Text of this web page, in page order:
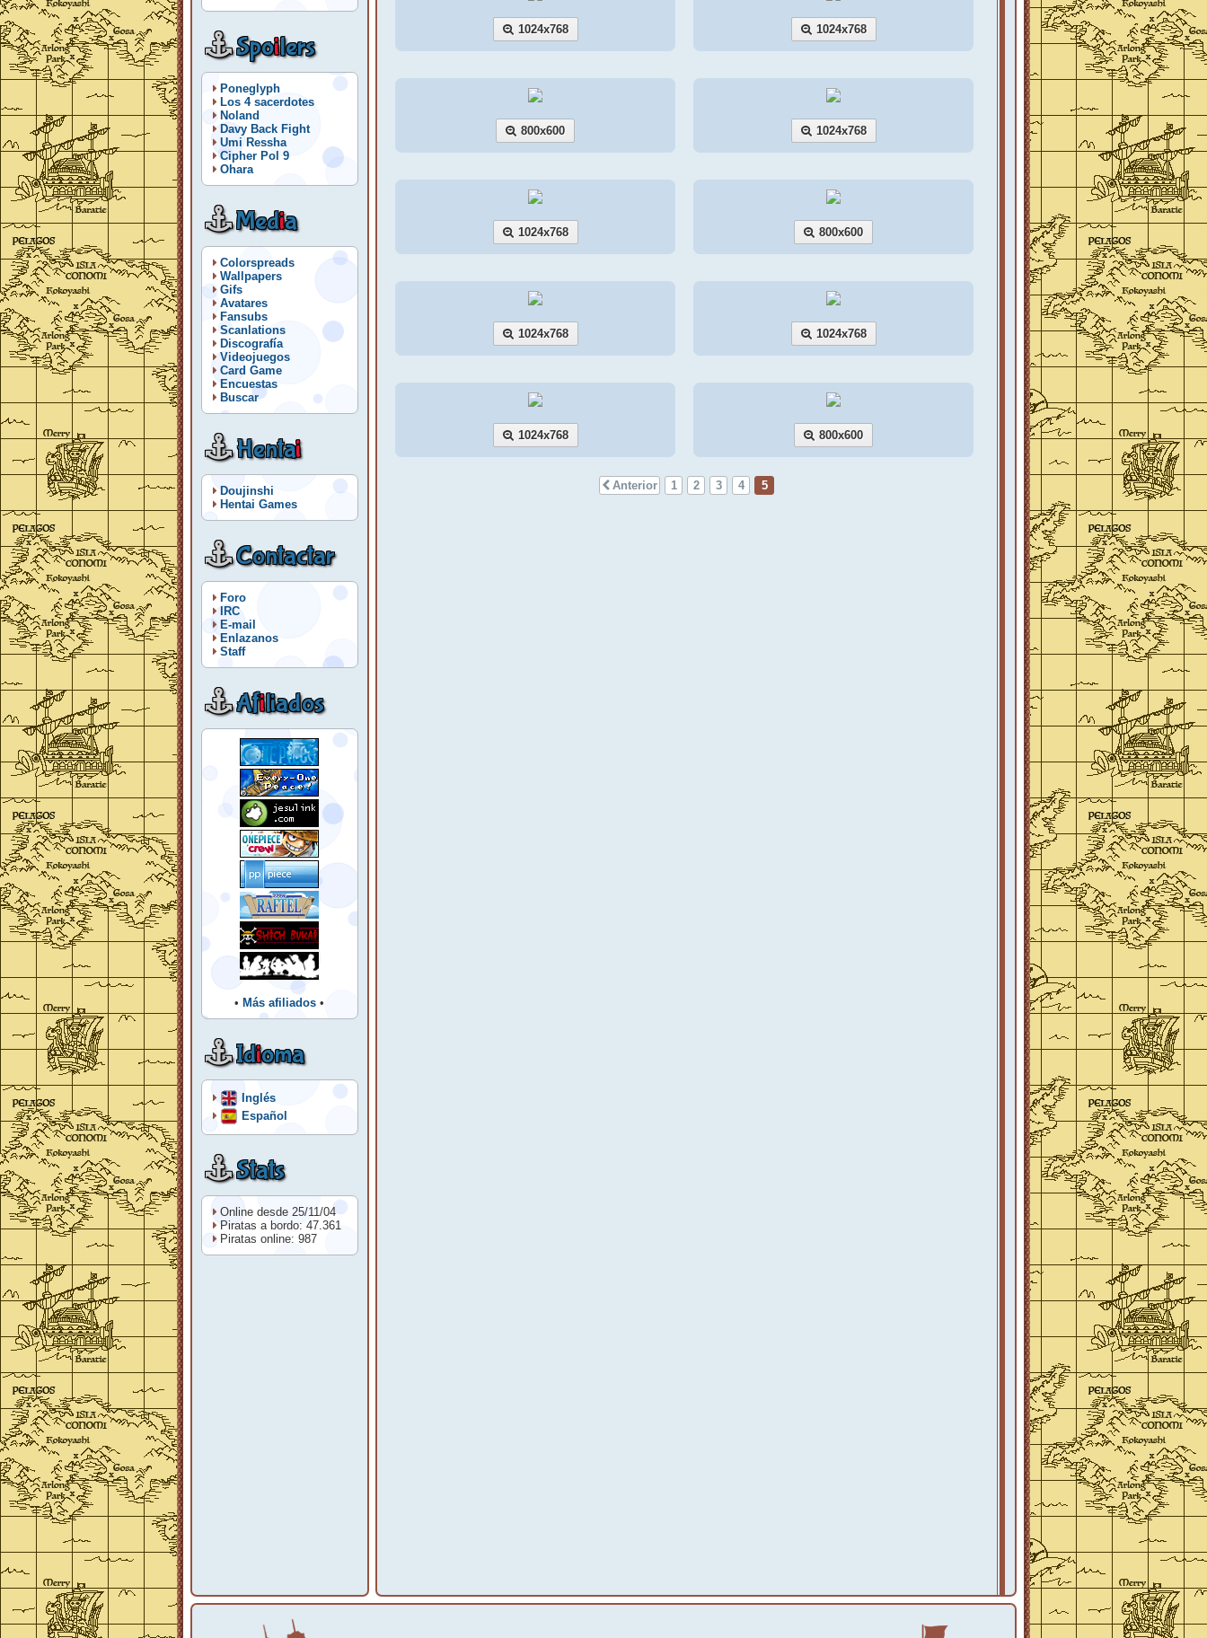
Spoilers
Poneglyph
Los 4 sacerdotes
Noland
Davy Back Fight
Umi Ressha
Cipher Pol 9
Ohara
Media
Colorspreads
Wallpapers
Gifs
Avatares
Fansubs
Scanlations
Discografía
Videojuegos
Card Game
Encuestas
Buscar
Hentai
Doujinshi
Hentai Games
Contactar
Foro
IRC
E-mail
Enlazanos
Staff
Afiliados
• Más afiliados •
Idioma
Inglés
Español
Stats
Online desde 25/11/04
Piratas a bordo: 47.361
Piratas online: 987
1024x768 1024x768
800x600 1024x768
1024x768 800x600
1024x768 1024x768
1024x768 800x600
Anterior 1 2 3 4 5